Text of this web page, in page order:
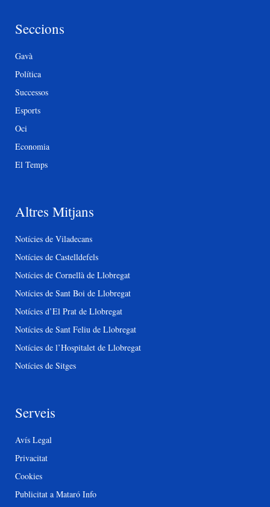
Seccions
Gavà
Política
Successos
Esports
Oci
Economia
El Temps
Altres Mitjans
Notícies de Viladecans
Notícies de Castelldefels
Notícies de Cornellà de Llobregat
Notícies de Sant Boi de Llobregat
Notícies d’El Prat de Llobregat
Notícies de Sant Feliu de Llobregat
Notícies de l’Hospitalet de Llobregat
Notícies de Sitges
Serveis
Avís Legal
Privacitat
Cookies
Publicitat a Mataró Info